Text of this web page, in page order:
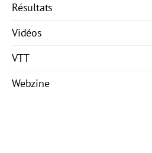
Résultats
Vidéos
VTT
Webzine